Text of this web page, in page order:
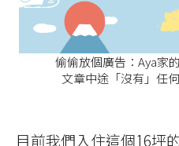
偷偷放個廣告：Aya家
文章中途「沒有」任
目前我們入住這個16坪